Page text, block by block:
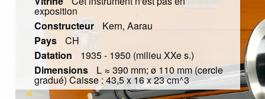
Previous Slide
◀︎
exposition
Constructeur
Kern, Aarau
Pays
CH
Datation
1935 - 1950 (milieu XXe s.)
Dimensions
L ≈ 390 mm; ø 110 mm (cercle
gradué) Caisse : 43,5 x 16 x 23 cm^3